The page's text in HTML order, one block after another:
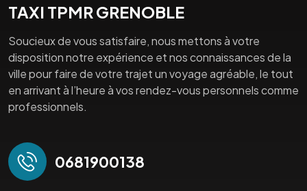
TAXI TPMR GRENOBLE
Soucieux de vous satisfaire, nous mettons à votre
disposition notre expérience et nos connaissances de la
ville pour faire de votre trajet un voyage agréable, le tout
en arrivant à l’heure à vos rendez-vous personnels comme
professionnels.
0681900138